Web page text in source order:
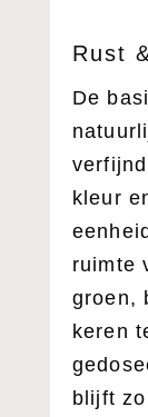
Rust
De
kleur
ruimte
groen,
keren
blijft